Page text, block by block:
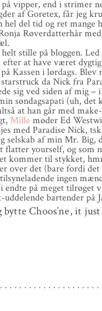
vipper, end i strimer
af Goretex, får jeg
hel del tid og ret mange
Røverdatterhår
stille på bloggen.
efter at have været
Kassen i lørdags. Blev
da Nick fra
sig ved siden af mig –
søndagsapati (uh, det
at han går med
Millemøder Ed
med Paradise Nick,
selskab af min Mr. Big,
flatter yourself, og som
kommer til stykket,
over det (bare fordi det
ingen
endte på meget tilrøget
uddelende bartender på
bytte Choos’ne, it